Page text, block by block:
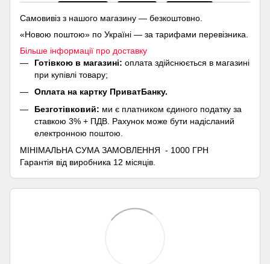
Самовивіз з нашого магазину — безкоштовно.
«Новою поштою» по Україні — за тарифами перевізника.
Більше інформації про доставку
Готівкою в магазині: оплата здійснюється в магазині
при купівлі товару;
Оплата на картку ПриватБанку.
Безготівковий: ми є платником єдиного податку за
ставкою 3% + ПДВ. Рахунок може бути надісланий
електронною поштою.
МІНІМАЛЬНА СУМА ЗАМОВЛЕННЯ - 1000 ГРН
Гарантія від виробника 12 місяців.